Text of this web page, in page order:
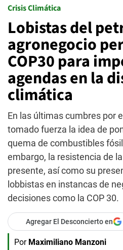
Crisis Climática
Lobistas del
agronegocio
COP30 para
agendas en la
climática
En las últimas cumbres por
tomado fuerza la idea de
quema de combustibles
embargo, la resistencia de
presente, así como su
lobbistas en instancas de
decisiones como la COP 30.
Agregar El Desconcierto en
Por Maximiliano Manzoni